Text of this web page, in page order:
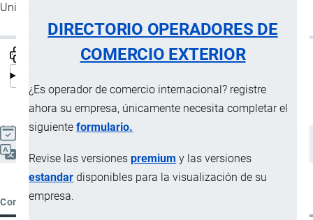
DIRECTORIO OPERADORES DE
COMERCIO EXTERIOR
¿Es operador de comercio internacional? registre
ahora su empresa, únicamente necesita completar el
siguienteformulario.
Revise las versionespremium y las versiones
estandar disponibles para la visualización de su
empresa.
Unión, acoplamiento o empalme íntimo de dos o más piezas.
Actualizado el 9 Septiembre, 2024
Español
Contenido reciente